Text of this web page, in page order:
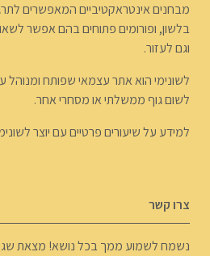
מבחנים אינטראקטיביים המאפשרים
בלשון, ופורומים פתוחים בהם אפשר
וגם לעזור.
לשונימי הוא אתר עצמאי שפותח ומנוהל ע"י
לשום גוף ממשלתי או מסחרי אחר.
למידע על שיעורים פרטיים עם יוצר
צרו קשר
נשמח לשמוע ממך בכל נושא! מצאת